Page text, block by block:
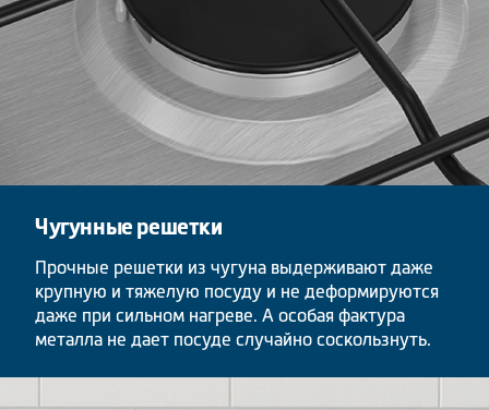
Чугунные решетки
Прочные решетки из чугуна выдерживают даже
крупную и тяжелую посуду и не деформируются
даже при сильном нагреве. А особая фактура
металла не дает посуде случайно соскользнуть.